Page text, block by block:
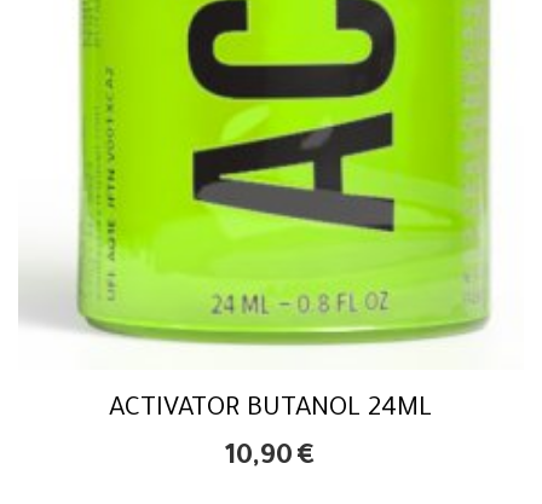
ACTIVATOR BUTANOL 24ML
10,90 €